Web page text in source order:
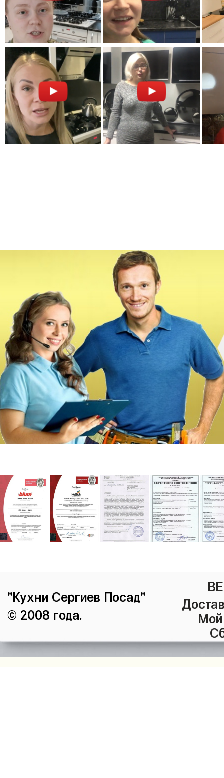
"Кухни Сергиев Посад"
© 2008 года.